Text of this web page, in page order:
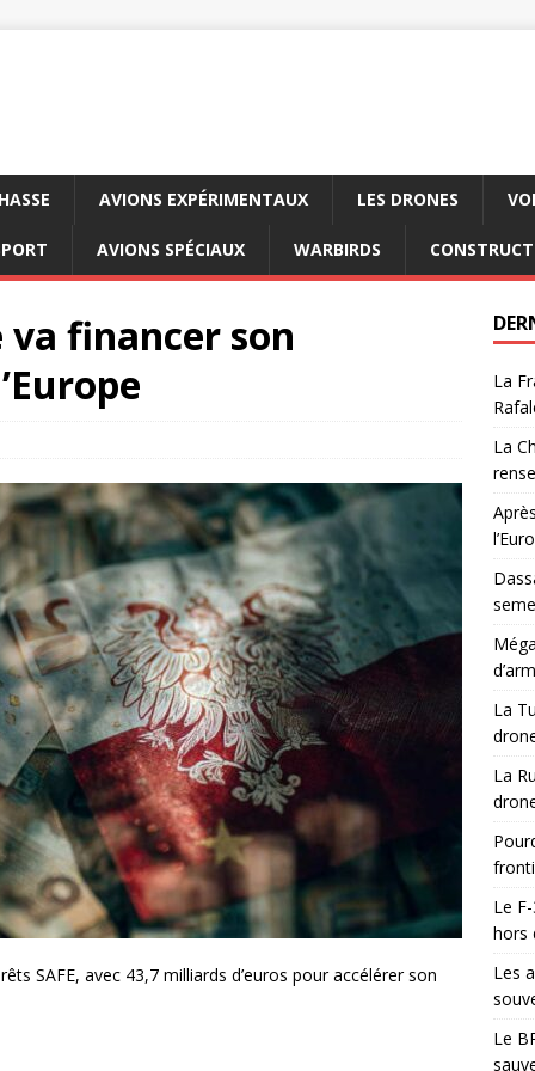
AVIONS EXPÉRIMENTAUX LES DRONES
AVIONS SPÉCIAUX WARBIRDS
financer son
SAFE, avec 43,7 milliards d’euros pour accélérer son
La
La
La
La
Le
hors
Les
Le